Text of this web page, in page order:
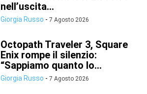
nell’uscita...
Giorgia Russo - 7 Agosto 2026
Octopath Traveler 3, Square
Enix rompe il silenzio:
“Sappiamo quanto lo...
Giorgia Russo - 7 Agosto 2026